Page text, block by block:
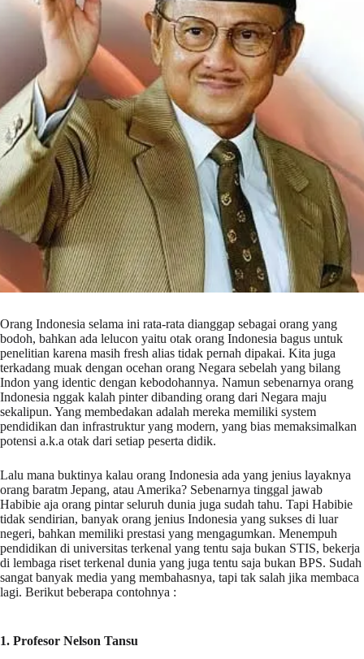
Orang Indonesia selama ini rata-rata dianggap sebagai orang yang
bodoh, bahkan ada lelucon yaitu otak orang Indonesia bagus untuk
penelitian karena masih fresh alias tidak pernah dipakai. Kita juga
terkadang muak dengan ocehan orang Negara sebelah yang bilang
Indon yang identic dengan kebodohannya. Namun sebenarnya orang
Indonesia nggak kalah pinter dibanding orang dari Negara maju
sekalipun. Yang membedakan adalah mereka memiliki system
pendidikan dan infrastruktur yang modern, yang bias memaksimalkan
potensi a.k.a otak dari setiap peserta didik.
Lalu mana buktinya kalau orang Indonesia ada yang jenius layaknya
orang baratm Jepang, atau Amerika? Sebenarnya tinggal jawab
Habibie aja orang pintar seluruh dunia juga sudah tahu. Tapi Habibie
tidak sendirian, banyak orang jenius Indonesia yang sukses di luar
negeri, bahkan memiliki prestasi yang mengagumkan. Menempuh
pendidikan di universitas terkenal yang tentu saja bukan STIS, bekerja
di lembaga riset terkenal dunia yang juga tentu saja bukan BPS. Sudah
sangat banyak media yang membahasnya, tapi tak salah jika membaca
lagi. Berikut beberapa contohnya :
1. Profesor Nelson Tansu